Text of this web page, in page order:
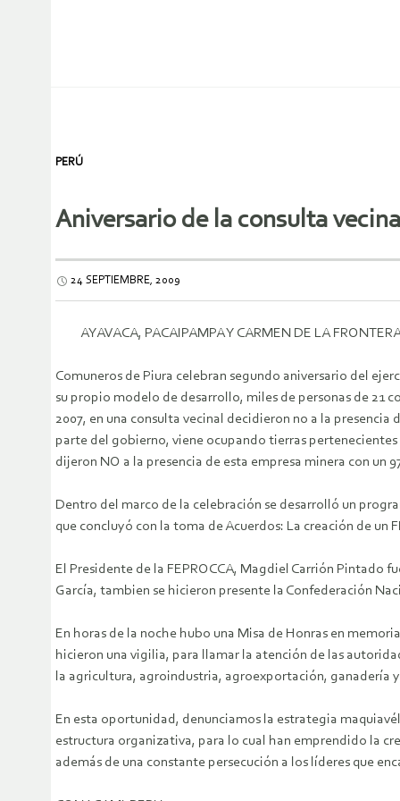
PERÚ
Aniversario de la consulta
24 SEPTIEMBRE, 2009
AYAVACA, PACAIPAMPA Y CARMEN DE LA
Comuneros de Piura celebran segundo aniversario del
su propio modelo de desarrollo, miles de personas de 21
2007, en una consulta vecinal decidieron no a la presencia
parte del gobierno, viene ocupando tierras
dijeron NO a la presencia de esta empresa minera con un
Dentro del marco de la celebración se desarrolló un
que concluyó con la toma de Acuerdos: La creación de un
El Presidente de la FEPROCCA, Magdiel Carrión Pintado
García, tambien se hicieron presente la Confederación
En horas de la noche hubo una Misa de Honras en
hicieron una vigilia, para llamar la atención de las
la agricultura, agroindustria, agroexportación, ganadería
En esta oportunidad, denunciamos la estrategia
estructura organizativa, para lo cual han emprendido la
además de una constante persecución a los líderes que